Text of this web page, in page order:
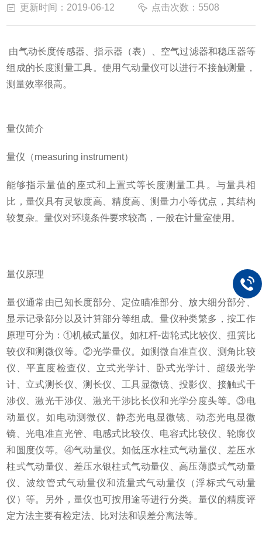
更新时间：2019-06-12 点击次数：5508
由气动长度传感器、指示器（表）、空气过滤器和稳压器等
组成的长度测量工具。使用气动量仪可以进行不接触测量，
测量效率很高。
量仪简介
量仪（measuring instrument）
能够指示量值的座式和上置式等长度测量工具。与量具相
比，量仪具有灵敏度高、精度高、测量力小等优点，其结构
较复杂。量仪对环境条件要求较高，一般在计量室使用。
量仪原理
量仪通常由已知长度部分、定位瞄准部分、放大细分部分、
显示记录部分以及计算部分等组成。量仪种类繁多，按工作
原理可分为：①机械式量仪。如杠杆-齿轮式比较仪、扭簧比
较仪和测微仪等。②光学量仪。如测微自准直仪、测角比较
仪、平直度检查仪、立式光学计、卧式光学计、超级光学
计、立式测长仪、测长仪、工具显微镜、投影仪、接触式干
涉仪、激光干涉仪、激光干涉比长仪和光学分度头等。③电
动量仪。如电动测微仪、静态光电显微镜、动态光电显微
镜、光电准直光管、电感式比较仪、电容式比较仪、轮廓仪
和圆度仪等。④气动量仪。如低压水柱式气动量仪、差压水
柱式气动量仪、差压水银柱式气动量仪、高压薄膜式气动量
仪、波纹管式气动量仪和流量式气动量仪（浮标式气动量
仪）等。另外，量仪也可按用途等进行分类。量仪的精度评
定方法主要有检定法、比对法和误差分离法等。